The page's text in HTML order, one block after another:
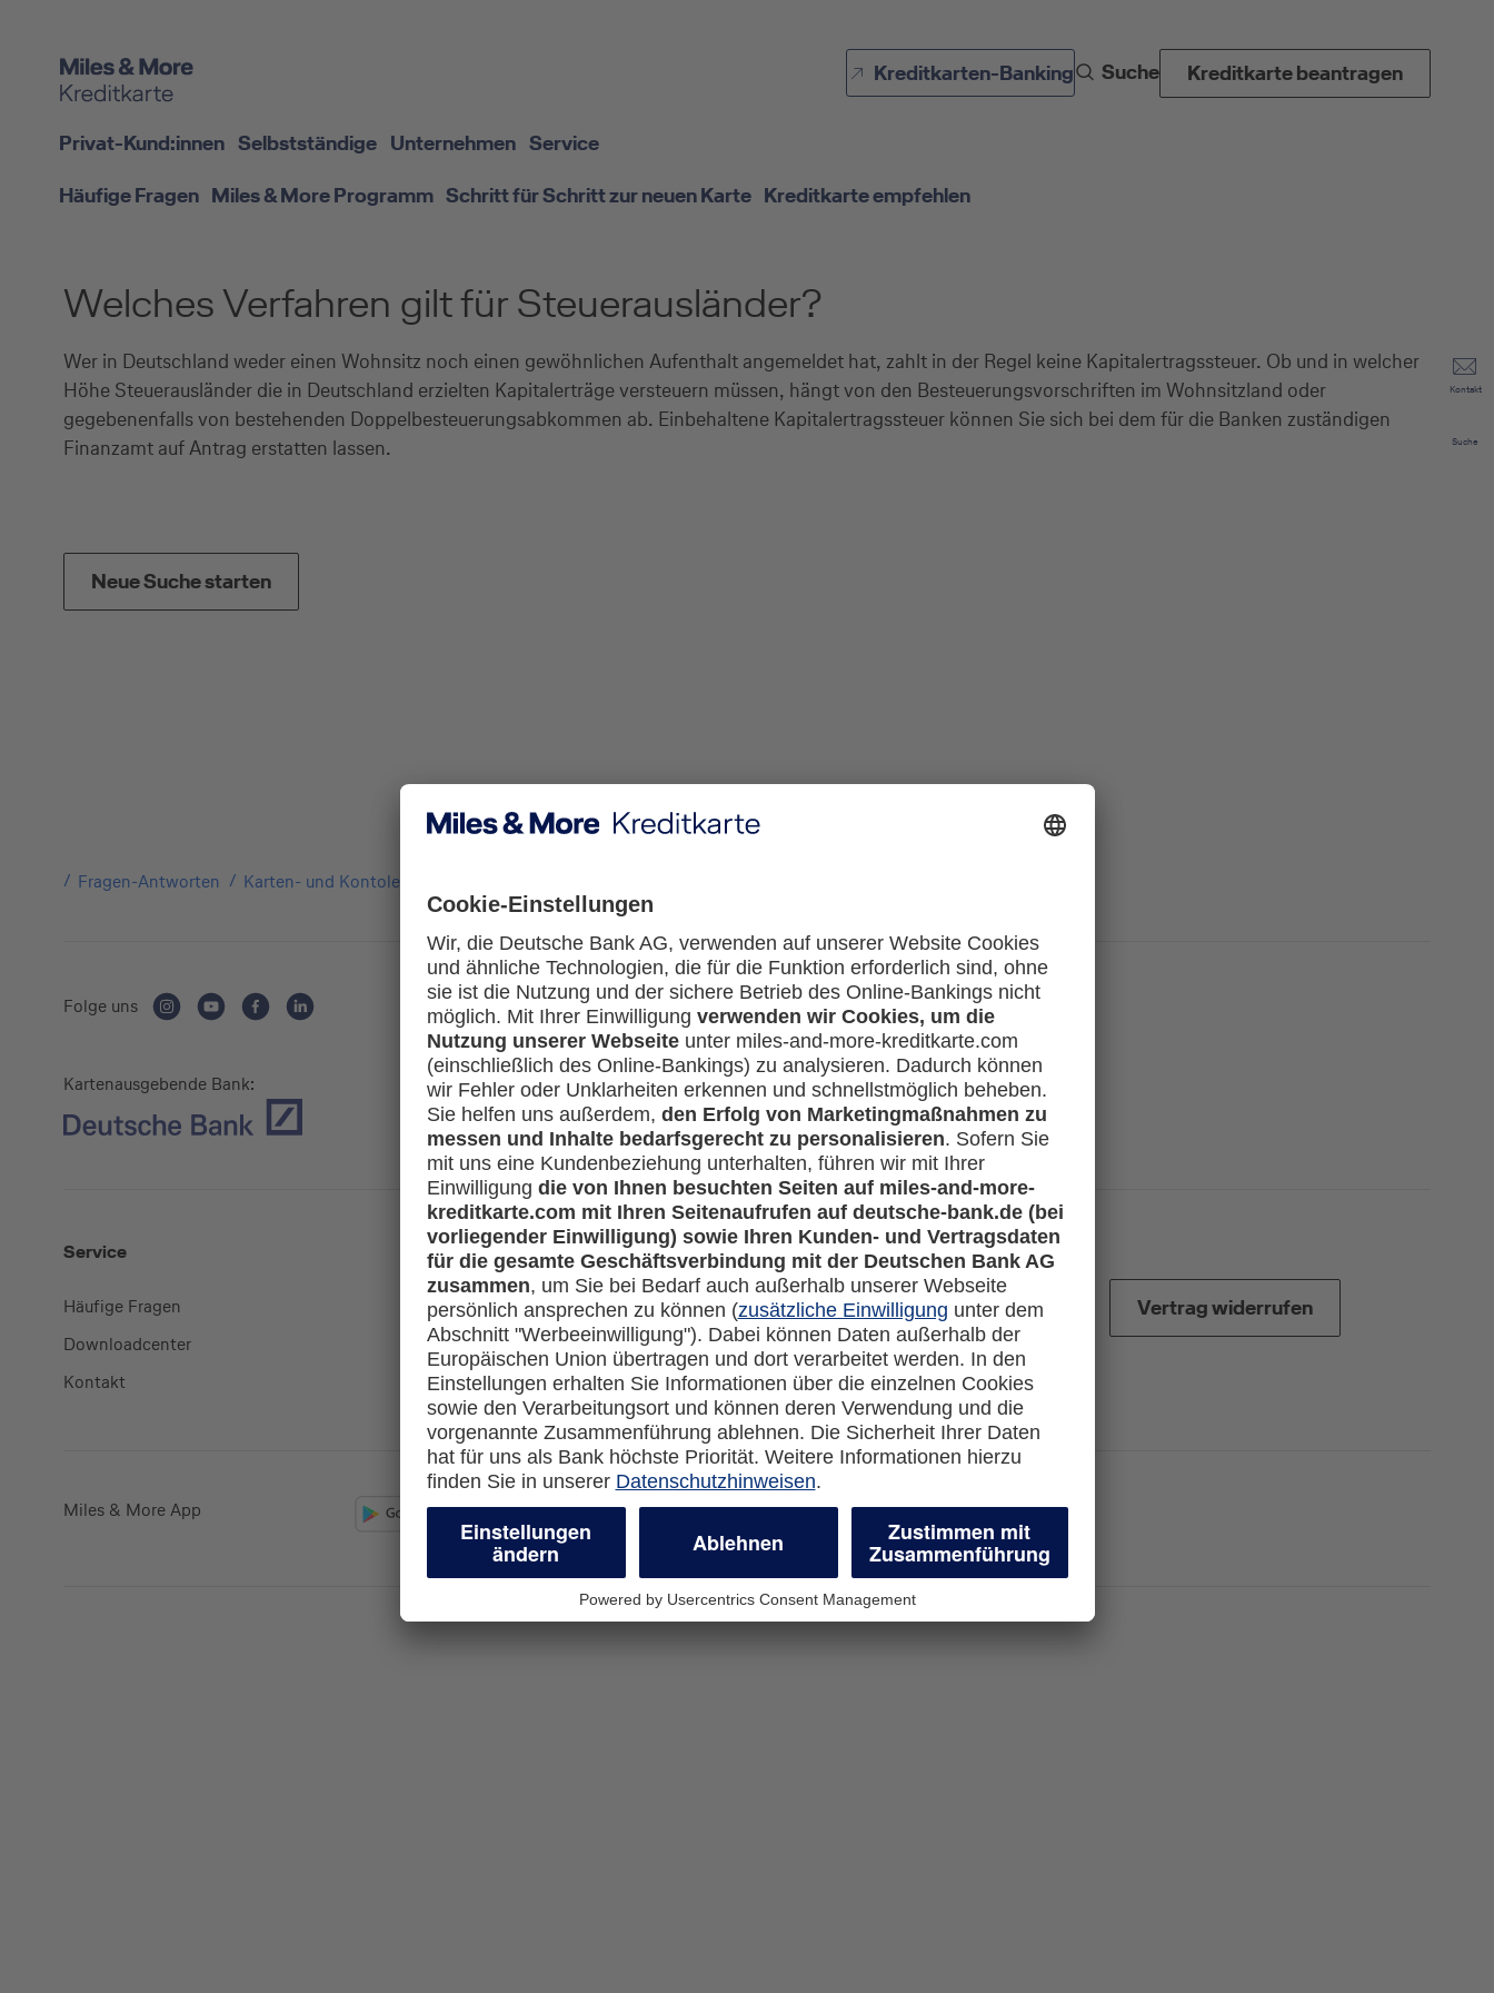
Direkt zur Suche (Enter drücken)
Direkt zum Hauptinhalt (Enter drücken)
Kreditkarten-Banking Suche Kreditkarte beantragen
Kontakt
Suche
Privat-Kund:innen Selbstständige Unternehmen Service
Häufige Fragen Miles & More Programm Schritt für Schritt zur neuen Karte Kreditkarte empfehlen
Welches Verfahren gilt für Steuerausländer?
Wer in Deutschland weder einen Wohnsitz noch einen gewöhnlichen Aufenthalt angemeldet hat, zahlt in der Regel keine Kapitalertragssteuer. Ob und in welcher
Höhe Steuerausländer die in Deutschland erzielten Kapitalerträge versteuern müssen, hängt von den Besteuerungsvorschriften im Wohnsitzland oder
gegebenenfalls von bestehenden Doppelbesteuerungsabkommen ab. Einbehaltene Kapitalertragssteuer können Sie sich bei dem für die Banken zuständigen
Finanzamt auf Antrag erstatten lassen.
Neue Suche starten
Fragen-Antworten Karten- und Kontoleistungen
Folge uns
Kartenausgebende Bank:
Service
Häufige Fragen
Downloadcenter
Kontakt
Mehr
Kreditkarten-Banking
miles-and-more.com
lufthansa.com
Rechtliches
Impressum
Datenschutz
Cookie Einstellungen
Vertrag widerrufen
Miles & More App